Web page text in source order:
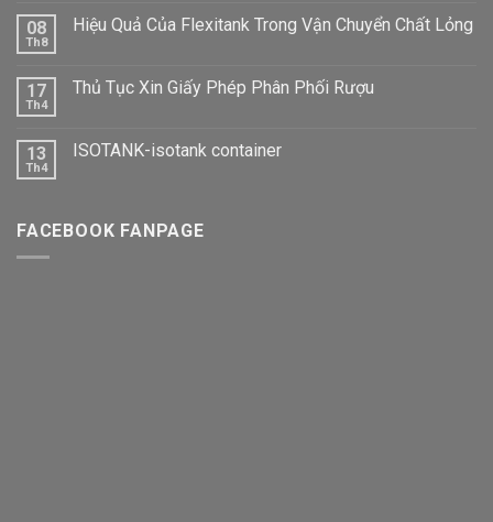
08
Th8
Hiệu Quả Của Flexitank Trong Vận Chuyển Chất Lỏng
17
Th4
Thủ Tục Xin Giấy Phép Phân Phối Rượu
13
Th4
ISOTANK-isotank container
FACEBOOK FANPAGE